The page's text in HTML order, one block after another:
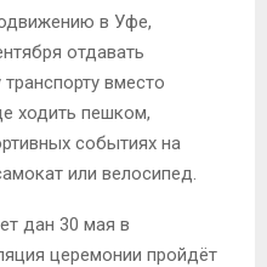
в Уфе,
отдавать
вместо
ходить пешком,
событиях на
или велосипед.
дан 30 мая в
церемонии пройдёт